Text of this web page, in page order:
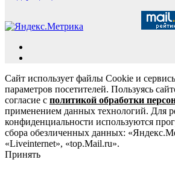
Сайт использует файлы Cookie и
параметров посетителей. Пользуясь
согласие с политикой обработки
применением данных технологий. Для
конфиденциальности используются
сбора обезличенных данных:
«Liveinternet», «top.Mail.ru».
Принять